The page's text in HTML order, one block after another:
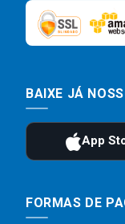
BAIXE JÁ
FORMAS DE